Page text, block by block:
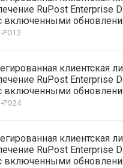
RuPost Enterprise
включенными
PO12
клиентская
RuPost Enterprise
включенными
PO24
клиентская
RuPost Enterprise
включенными